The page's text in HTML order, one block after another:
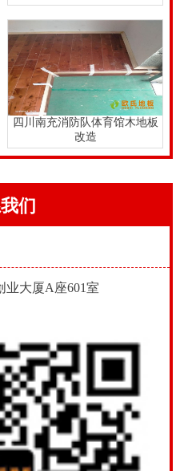
四川南充消防队体育馆木地板
改造
们
业大厦A座601室